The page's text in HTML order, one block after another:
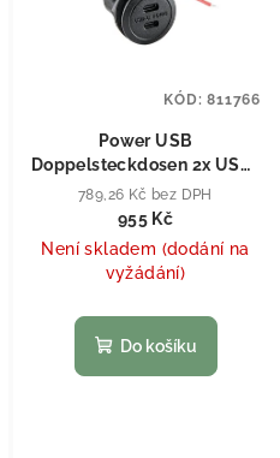
Power USB
Doppelsteckdosen 2x USB-
C
789,26 Kč bez DPH
955 Kč
Není skladem (dodání na
vyžádání)
Do košíku
KÓD:811766